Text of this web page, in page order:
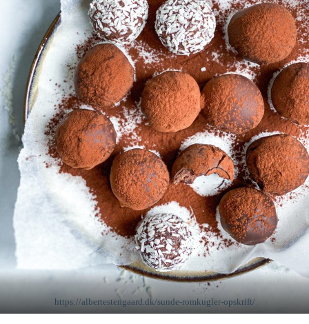
https://albertestengaard.dk/sunde-romkugler-opskrift/